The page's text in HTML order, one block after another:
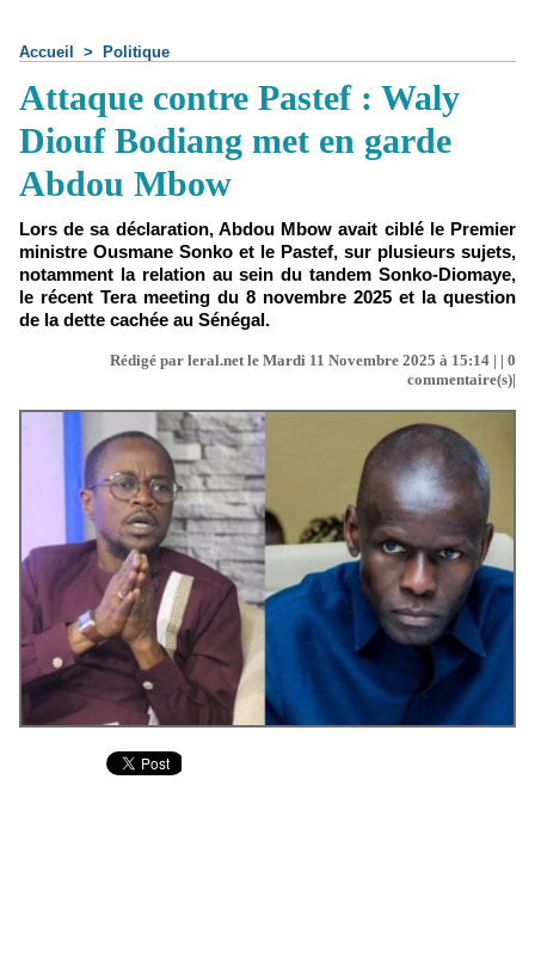
Accueil > Politique
Attaque contre Pastef : Waly
Diouf Bodiang met en garde
Abdou Mbow
Lors de sa déclaration, Abdou Mbow avait ciblé le Premier
ministre Ousmane Sonko et le Pastef, sur plusieurs sujets,
notamment la relation au sein du tandem Sonko-Diomaye,
le récent Tera meeting du 8 novembre 2025 et la question
de la dette cachée au Sénégal.
Rédigé par leral.net le Mardi 11 Novembre 2025 à 15:14 | | 0
commentaire(s)|